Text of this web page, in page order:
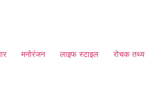
मनोरंजन लाइफ स्टाइल रोचक तथ्य